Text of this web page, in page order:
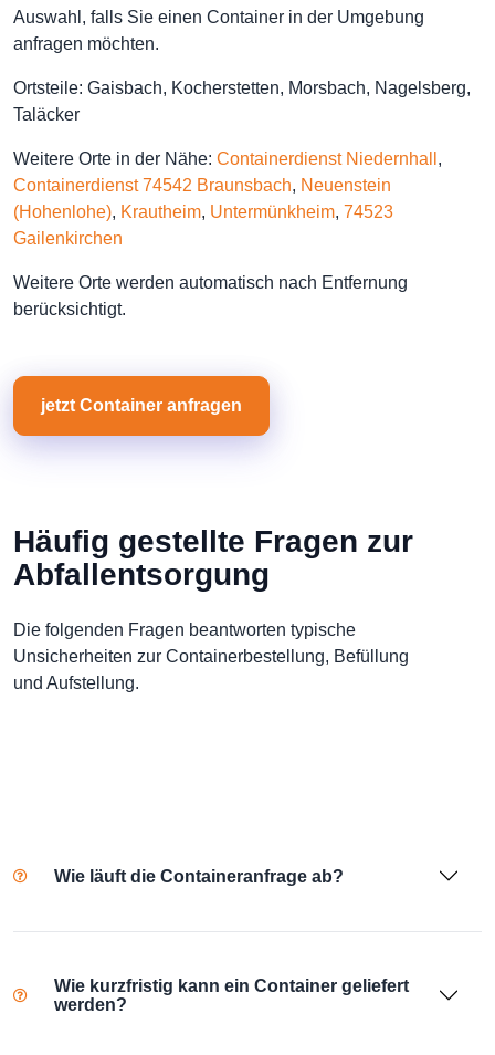
Auswahl, falls Sie einen Container in der Umgebung
anfragen möchten.
Ortsteile: Gaisbach, Kocherstetten, Morsbach, Nagelsberg,
Taläcker
Weitere Orte in der Nähe: Containerdienst Niedernhall ,
Containerdienst 74542 Braunsbach, Neuenstein
(Hohenlohe), Krautheim, Untermünkheim, 74523
Gailenkirchen
Weitere Orte werden automatisch nach Entfernung
berücksichtigt.
jetzt Container anfragen
Häufig gestellte Fragen zur
Abfallentsorgung
Die folgenden Fragen beantworten typische
Unsicherheiten zur Containerbestellung, Befüllung
und Aufstellung.
Wie läuft die Containeranfrage ab?
Wie kurzfristig kann ein Container geliefert
werden?